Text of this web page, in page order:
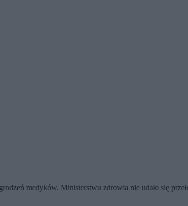
medyków. Ministerstwu zdrowia nie udało się